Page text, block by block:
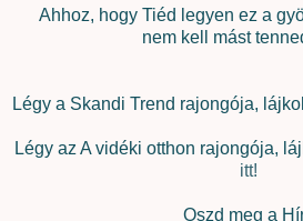
Ahhoz, hogy Tiéd legyen ez a
nem kell mást
Légy a Skandi Trend rajongója,
Légy az A vidéki otthon rajongója,
itt!
Oszd meg a